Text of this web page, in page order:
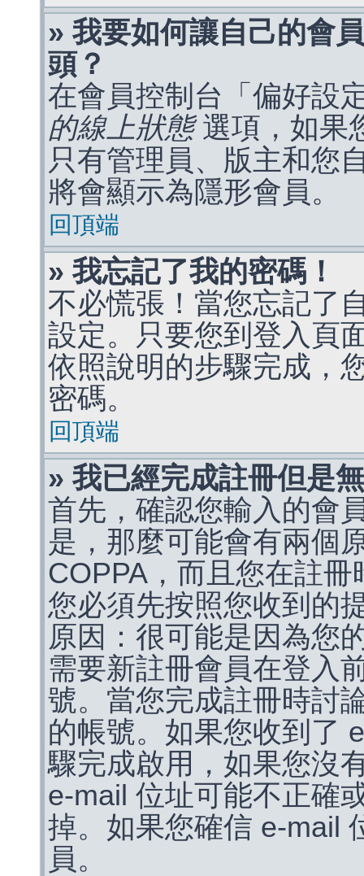
» 我要如何讓自己的會
頭？
在會員控制台「偏好設
的線上狀態選項，如果
只有管理員、版主和您
將會顯示為隱形會員。
回頂端
» 我忘記了我的密碼！
不必慌張！當您忘記了
設定。只要您到登入頁
依照說明的步驟完成，
密碼。
回頂端
» 我已經完成註冊但是
首先，確認您輸入的會
是，那麼可能會有兩個
COPPA，而且您在註
您必須先按照您收到的
原因：很可能是因為您
需要新註冊會員在登入
號。當您完成註冊時討
的帳號。如果您收到了
驟完成啟用，如果您沒
e-mail 位址可能不正確
掉。如果您確信 e-mail
員。